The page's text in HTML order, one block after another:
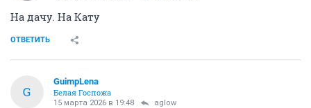
На дачу. На Кату
ОТВЕТИТЬ
G
GuimpLena
Белая Госпожа
15 марта 2026 в 19:48 aglow